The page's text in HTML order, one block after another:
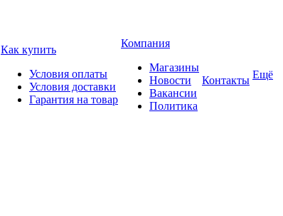
Как купить
Условия оплаты
Условия доставки
Гарантия на товар
Компания
Магазины
Новости
Вакансии
Политика
Контакты Ещё